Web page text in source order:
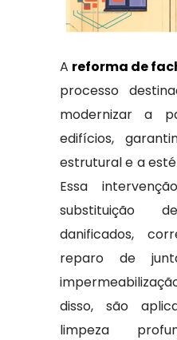
A reforma de
processo
modernizar a
edifícios,
estrutural e a
Essa
substituição
danificados,
reparo de
disso, são
limpeza